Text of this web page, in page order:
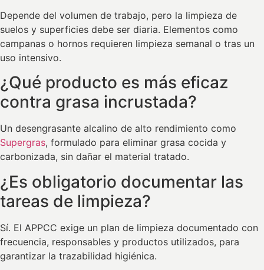
Depende del volumen de trabajo, pero la limpieza de
suelos y superficies debe ser diaria. Elementos como
campanas o hornos requieren limpieza semanal o tras un
uso intensivo.
¿Qué producto es más eficaz
contra grasa incrustada?
Un desengrasante alcalino de alto rendimiento como
Supergras, formulado para eliminar grasa cocida y
carbonizada, sin dañar el material tratado.
¿Es obligatorio documentar las
tareas de limpieza?
Sí. El APPCC exige un plan de limpieza documentado con
frecuencia, responsables y productos utilizados, para
garantizar la trazabilidad higiénica.